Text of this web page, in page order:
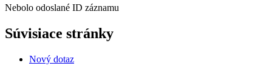
Nebolo odoslané ID záznamu
Súvisiace stránky
Nový dotaz